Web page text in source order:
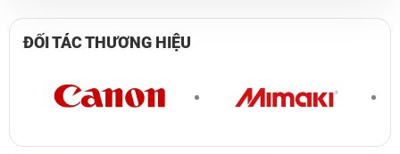
ĐỐI TÁCTHƯƠNG HIỆU